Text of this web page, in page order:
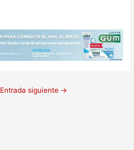
Entrada siguiente →